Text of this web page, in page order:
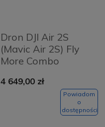
Dron DJI Air 2S
(Mavic Air 2S) Fly
More Combo
4 649,00 zł
Powiadom
o
dostępności